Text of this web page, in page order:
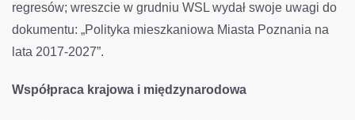
regresów; wreszcie w grudniu WSL wydał swoje uwagi do
dokumentu: „Polityka mieszkaniowa Miasta Poznania na
lata 2017-2027”.
Współpraca krajowa i międzynarodowa